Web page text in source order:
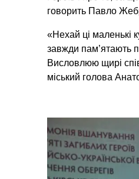
говорить Павло
«Нехай ці маленькі
завжди пам’ятають
Висловлюю щирі
міський голова